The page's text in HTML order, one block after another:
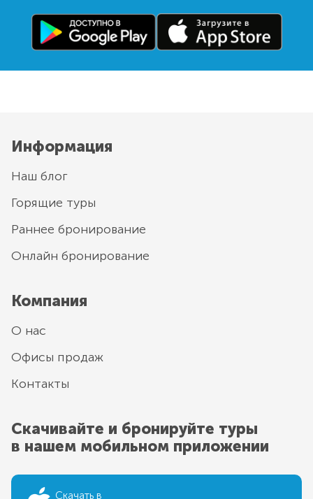
Информация
Наш блог
Горящие туры
Раннее бронирование
Онлайн бронирование
Компания
О нас
Офисы продаж
Контакты
Скачивайте и бронируйте туры
в нашем мобильном приложении
Скачать в